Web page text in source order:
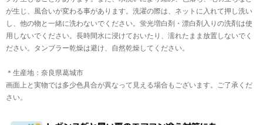
が生じ、風合いが変わる事があります。洗濯の際は、ネットに入れて押し洗い
し、他の物と一緒に洗わないでください。蛍光増白剤・漂白剤入りの洗剤は使
用しないでください。長時間水に浸けておいたり、濡れたまま放置しないでく
ださい。タンブラー乾燥は避け、自然乾燥してください。
＊生産地：奈良県葛城市
画面上と実物では多少色具合が異なって見える場合もございます。ご了承くだ
さい。